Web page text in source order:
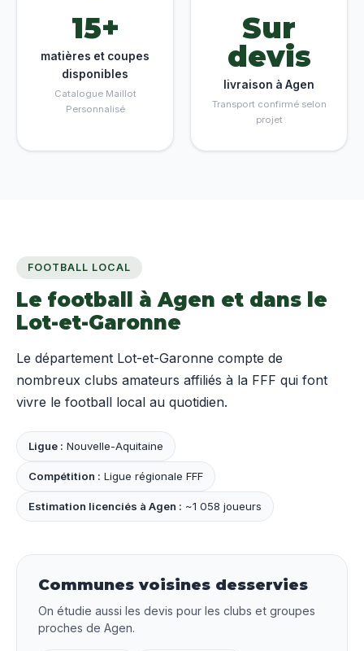
15+
matières et coupes
disponibles
Catalogue Maillot
Personnalisé
Sur
devis
livraison à Agen
Transport confirmé selon
projet
FOOTBALL LOCAL
Le football à Agen et dans le
Lot-et-Garonne
Le département Lot-et-Garonne compte de
nombreux clubs amateurs affiliés à la FFF qui font
vivre le football local au quotidien.
Ligue : Nouvelle-Aquitaine
Compétition : Ligue régionale FFF
Estimation licenciés à Agen : ~1 058 joueurs
Communes voisines desservies
On étudie aussi les devis pour les clubs et groupes
proches de Agen.